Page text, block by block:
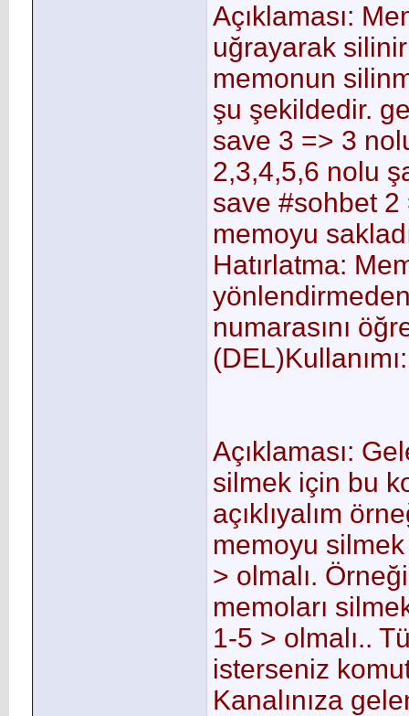
Açıklaması:
uğrayarak
memonun
şu şekildedir.
save 3 => 3
2,3,4,5,6 nolu
save #sohbet 2
memoyu
Hatırlatma:
numarasını
Açıklaması:
silmek için bu
açıklıyalım
memoyu
> olmalı.
memoları
1-5 > olmalı..
isterseniz
Kanalınıza